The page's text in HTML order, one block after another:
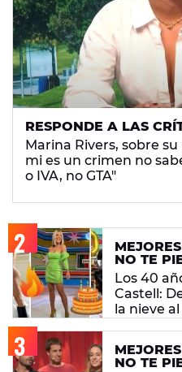
RESPONDE A LAS
Marina Rivers, sobre
mi es un crimen no
o IVA, no GTA"
NO TE
Los 40
Castell:
la nieve
NO TE